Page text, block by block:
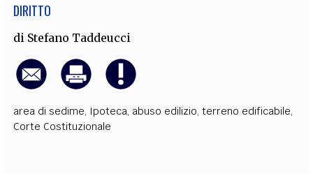
DIRITTO
di Stefano Taddeucci
area di sedime, Ipoteca, abuso edilizio,terreno edificabile,
Corte Costituzionale